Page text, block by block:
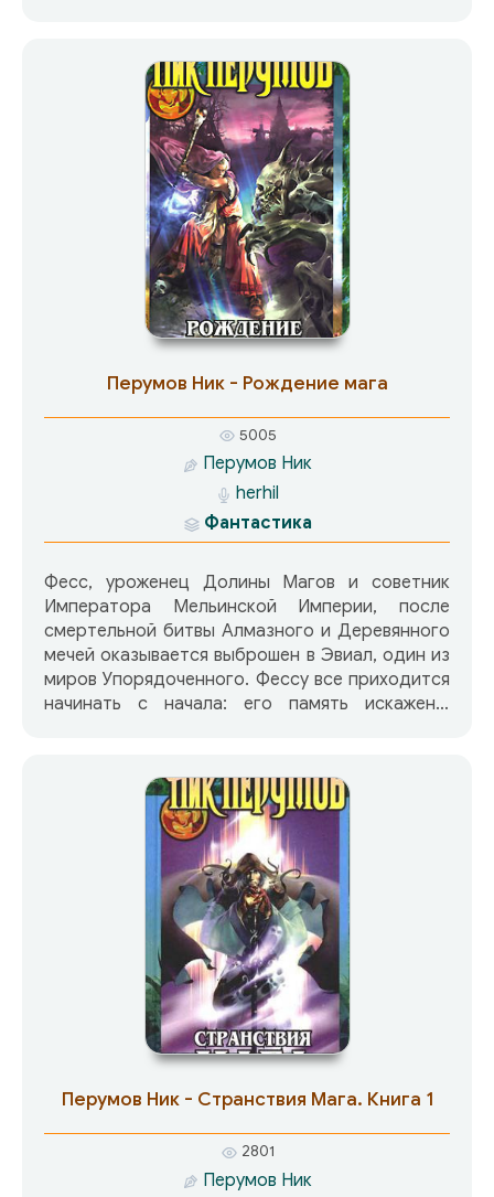
глубине Друнгского Леса священный меч
Иммельсторн и все ярче искрится Алмазный
«брат» его Драгнир, освещая тайные пещеры
Подгорного Племени. Второй том первой
книги цикла, действие которого происходит в
Мире Мельина. Множество магических сил,
народов и героев одиночек ведут борьбу за
обладание двумя магическими мечами.
Главный герой цикла – Фесс, ведет свою игру,
но неожиданно обнаруживает себя в центре
схватки за Алмазный и Деревянный мечи.
Перумов Ник - Рождение мага
5005
Перумов Ник
herhil
Фантастика
Фесс, уроженец Долины Магов и советник
Императора Мельинской Империи, после
смертельной битвы Алмазного и Деревянного
мечей оказывается выброшен в Эвиал, один из
миров Упорядоченного. Фессу все приходится
начинать с начала: его память искажена,
пророчества сулят новому дому мага скорый и
страшный конец. Но ни Фесс, ни кто иной в
Эвиале не догадывается, что, сами того не
ведая, руку к этому приложили те, кому на
роду написано миры спасать — боевой маг
Клара Хюммель и ее спутники, заблудившиеся
в паутине троп Межреальности.
Перумов Ник - Странствия Мага. Книга 1
2801
Перумов Ник